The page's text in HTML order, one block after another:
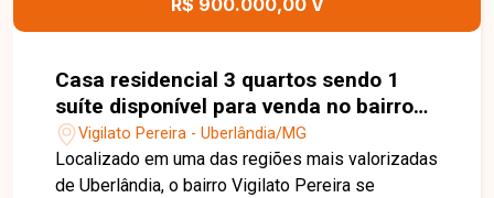
R$ 900.000,00 V
Casa residencial 3 quartos sendo 1
suíte disponível para venda no bairro
Vigilato Pereira em Uberlândia-MG
Vigilato Pereira - Uberlândia/MG
Localizado em uma das regiões mais valorizadas
de Uberlândia, o bairro Vigilato Pereira se